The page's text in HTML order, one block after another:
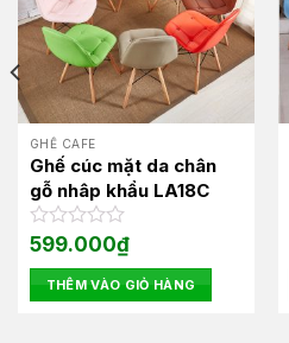
GHẾ CAFE
Ghế cúc mặt da chân
gỗ nhâp khẩu LA18C
Được
hạng
0
599.000₫
THÊM VÀO GIỎ HÀNG